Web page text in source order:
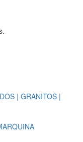
| GRANITOS |